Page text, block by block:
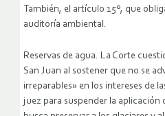
También, el artículo 15º, que
auditoría ambiental.
Reservas de agua. La Corte
San Juan al sostener que no se
irreparables» en los intereses de
juez para suspender la